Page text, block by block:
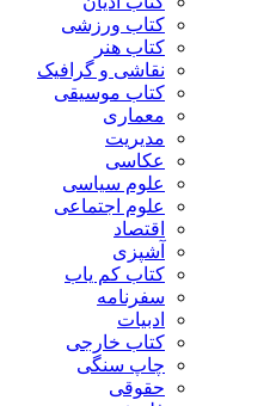
کتاب ورزشی
کتاب هنر
نقاشی و گرافیک
کتاب موسیقی
معماری
مدیریت
عکاسی
علوم سیاسی
علوم اجتماعی
اقتصاد
آشپزی
کتاب کم یاب
سفرنامه
ادبیات
کتاب خارجی
چاپ سنگی
حقوقی